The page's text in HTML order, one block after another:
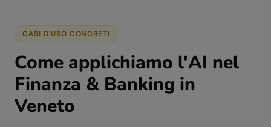
CASI D'USO CONCRETI
Come applichiamo l'AI nel
Finanza & Banking in
Veneto